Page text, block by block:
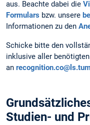
aus. Beachte dabei die
Formulars bzw. unsere
Informationen zu den
Schicke bitte den
inklusive aller
an
Studien- und